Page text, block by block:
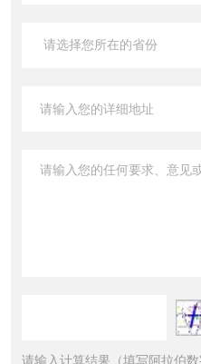
请输入计算结果（填写阿拉伯